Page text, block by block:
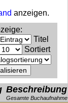
anzeigen.
:
Titel
Sortiert
Beschreibung
Gesamte Buchaufnahme